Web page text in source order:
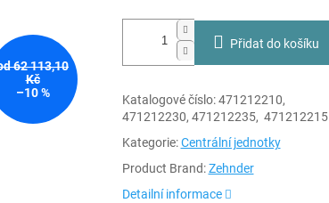
62 113,10
Kč
–10 %
Přidat do košíku
Katalogové číslo: 471212210,
471212230, 471212235, 471212215
Kategorie: Centrální jednotky
Product Brand: Zehnder
Detailní informace